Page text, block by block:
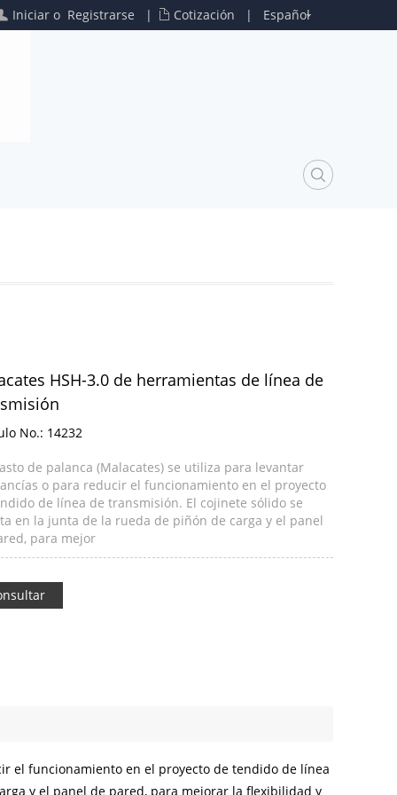
Español
|
Cotización
|
Iniciar o Registrarse
HSH-3.0 de herramientas de línea de
No.: 14232
de palanca (Malacates) se utiliza para levantar
o para reducir el funcionamiento en el proyecto
de línea de transmisión. El cojinete sólido se
en la junta de la rueda de piñón de carga y el panel
para mejor
el funcionamiento en el proyecto de tendido de línea
y el panel de pared, para mejorar la flexibilidad y